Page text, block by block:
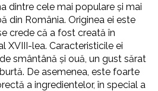
dintre cele mai populare și mai
din România. Originea ei este
crede că a fost creată în
XVIII-lea. Caracteristicile ei
smântână și ouă, un gust sărat
De asemenea, este foarte
a ingredientelor, în special a